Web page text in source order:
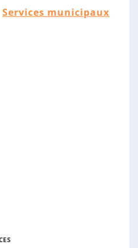
Services municipaux